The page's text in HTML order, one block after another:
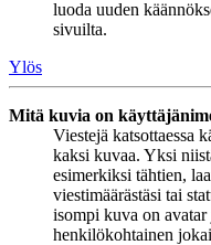
luoda uuden
sivuilta.
Ylös
Mitä kuvia on
Viestejä katsottaessa
kaksi kuvaa. Yksi
esimerkiksi tähtien,
viestimäärästäsi tai
isompi kuva on
henkilökohtainen